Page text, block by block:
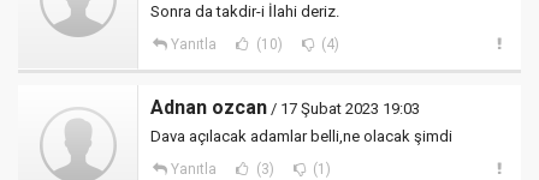
Sonra da takdir-i İlahi deriz.
Yanıtla (10) (4)
Adnan ozcan / 17 Şubat 2023 19:03
Dava açılacak adamlar belli,ne olacak şimdi
Yanıtla (3) (1)